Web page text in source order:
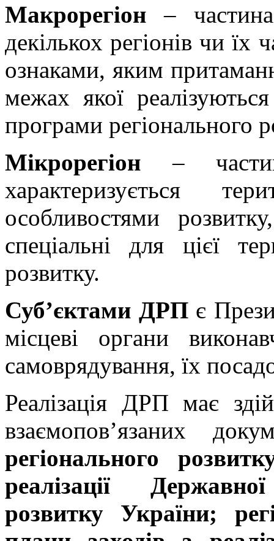
Макрорегіон–
декількох регіонів чи
ознаками, яким
межах якої
програми регіонального
Мікрорегіон –
характеризується
особливостями
спеціальні для цієї
розвитку.
Суб’єктами ДРП є
місцеві органи
самоврядування, їх
Реалізація ДРП має
взаємопов’язаних
регіонального
реалізації
розвитку України;